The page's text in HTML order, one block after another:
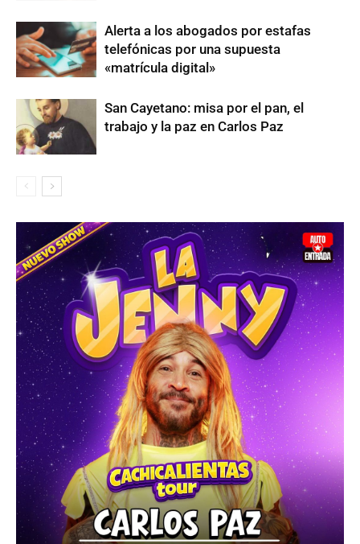
Alerta a los abogados por estafas
telefónicas por una supuesta
«matrícula digital»
San Cayetano: misa por el pan, el
trabajo y la paz en Carlos Paz